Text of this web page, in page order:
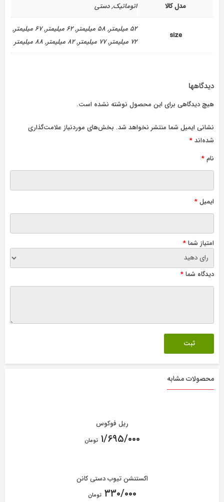
مدل کالا اتوماتیک, دستی
size
52 میلیمتر, 58 میلیمتر, 62 میلیمتر, 67 میلیمتر,
72 میلیمتر, 77 میلیمتر, 82 میلیمتر, 88 میلیمتر
دیدگاهها
هیچ دیدگاهی برای این محصول نوشته نشده است.
نشانی ایمیل شما منتشر نخواهد شد. بخش‌های موردنیاز علامت‌گذاری
شده‌اند*
نام*
ایمیل*
امتیاز شما*
دیدگاه شما*
محصولات مشابه
ریل فوکوس
۱/۶۹۵/۰۰۰ تومان
اکستنشن تیوب دستی کانن
۳۳۰/۰۰۰ تومان